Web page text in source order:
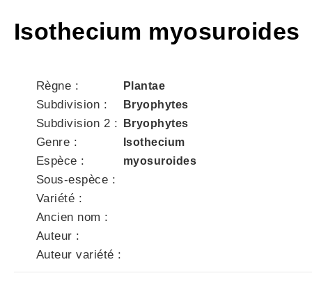
Isothecium myosuroides
Règne : Plantae
Subdivision : Bryophytes
Subdivision 2 : Bryophytes
Genre : Isothecium
Espèce : myosuroides
Sous-espèce :
Variété :
Ancien nom :
Auteur :
Auteur variété :